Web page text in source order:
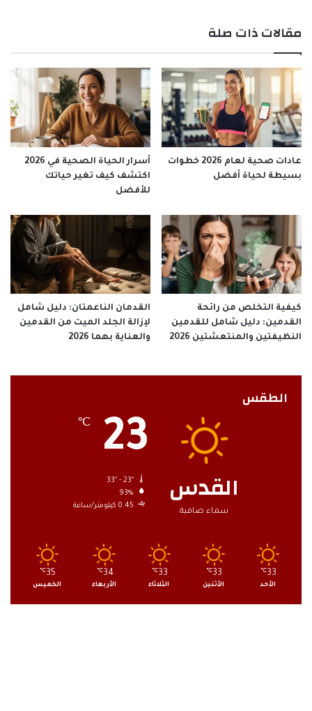
مقالات ذات صلة
عادات صحية لعام 2026 خطوات
بسيطة لحياة أفضل
أسرار الحياة الصحية في 2026
اكتشف كيف تغير حياتك
للأفضل
كيفية التخلص من رائحة
القدمين: دليل شامل للقدمين
النظيفتين والمنتعشتين 2026
القدمان الناعمتان: دليل شامل
لإزالة الجلد الميت من القدمين
والعناية بهما 2026
الطقس
القدس
سماء صافية
23
℃
93%
0.45 كيلومتر/ساعة
33
℃
الأحد
33
℃
الأثنين
33
℃
الثلاثاء
34
℃
الأربعاء
35
℃
الخميس